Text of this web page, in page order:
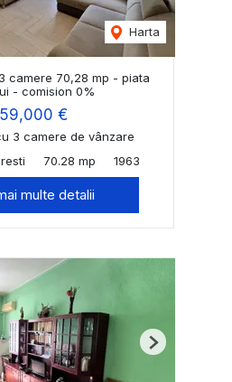
Harta
camere 70,28 mp - piata
- comision 0%
€
3 camere de vânzare
70.28 mp 1963
multe detalii
Next